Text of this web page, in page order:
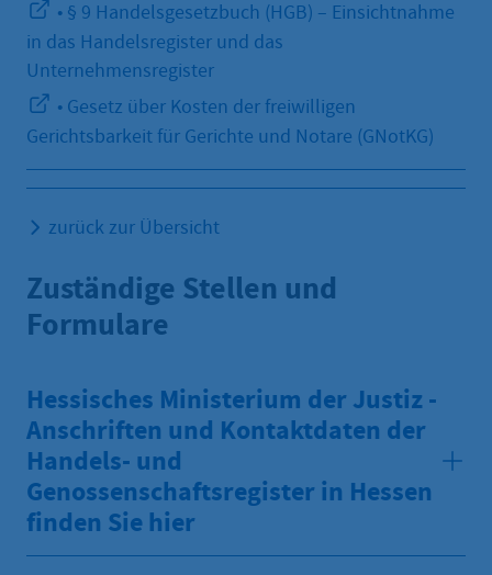
• § 9 Handelsgesetzbuch (HGB) – Einsichtnahme
in das Handelsregister und das
Unternehmensregister
• Gesetz über Kosten der freiwilligen
Gerichtsbarkeit für Gerichte und Notare (GNotKG)
zurück zur Übersicht
Zuständige Stellen und
Formulare
Hessisches Ministerium der Justiz -
Anschriften und Kontaktdaten der
Handels- und
Genossenschaftsregister in Hessen
finden Sie hier